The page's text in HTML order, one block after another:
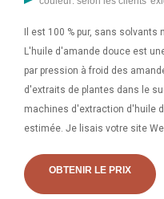
Il est 100 % pur, sans
L'huile d'amande douce est
par pression à froid des
d'extraits de plantes dans le
machines d'extraction d'huile
estimée. Je lisais votre site
alimentaires et amp;
noix. 136.
OBTENIR LE PRIX